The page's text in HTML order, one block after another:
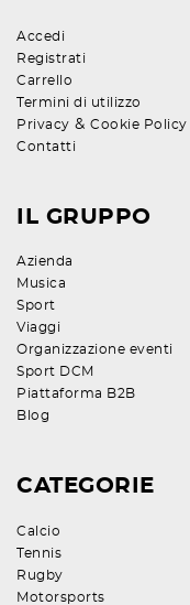
Accedi
Registrati
Carrello
Termini di utilizzo
Privacy & Cookie Policy
Contatti
IL GRUPPO
Azienda
Musica
Sport
Viaggi
Organizzazione eventi
Sport DCM
Piattaforma B2B
Blog
CATEGORIE
Calcio
Tennis
Rugby
Motorsports